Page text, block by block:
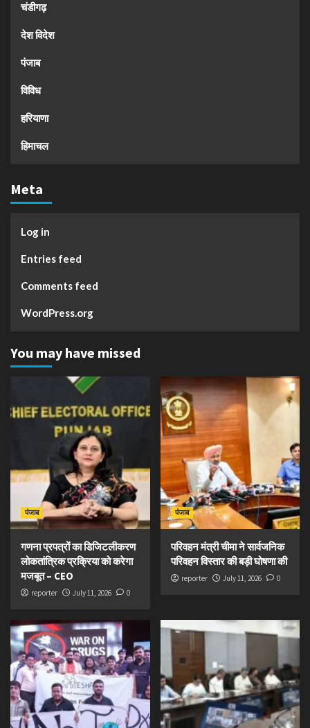
चंडीगढ़
देश विदेश
पंजाब
विविध
हरियाणा
हिमाचल
Meta
Log in
Entries feed
Comments feed
WordPress.org
You may have missed
पंजाब
गणना प्रपत्रों का डिजिटलीकरण
लोकतांत्रिक प्रक्रिया को करेगा
मजबूत – CEO
reporter July 11, 2026 0
पंजाब
परिवहन मंत्री चीमा ने सार्वजनिक
परिवहन विस्तार की बड़ी घोषणा की
reporter July 11, 2026 0